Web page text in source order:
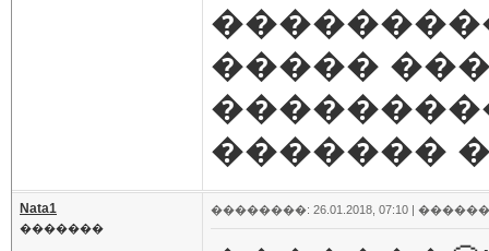
�����
�������
Nata1
�������
��������: 26.01.2018, 07:10 |